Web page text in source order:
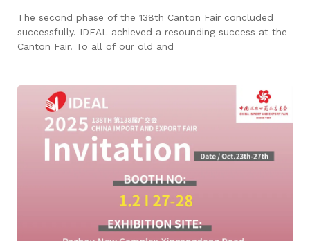
The second phase of the 138th Canton Fair concluded
successfully. IDEAL achieved a resounding success at the
Canton Fair. To all of our old and